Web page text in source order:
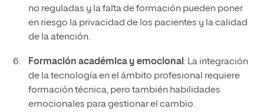
no reguladas y la falta de formación pueden poner
en riesgo la privacidad de los pacientes y la calidad
de la atención.
Formación académica y emocional : La integración
de la tecnología en el ámbito profesional requiere
formación técnica, pero también habilidades
emocionales para gestionar el cambio.